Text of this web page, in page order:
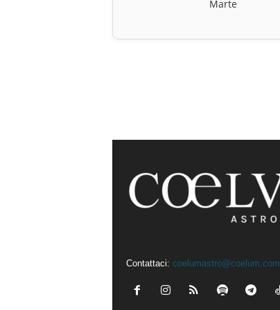
Marte
Contattaci: coelumastro@coelum.com